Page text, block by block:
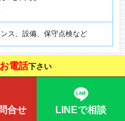
ス、設備、保守点検など
電話下さい
合せ LINEで相談